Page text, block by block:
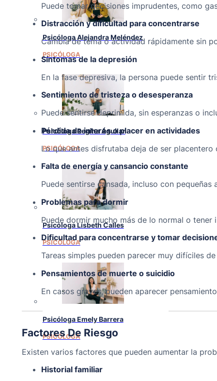
Psicóloga Alejandra Meléndez
PSICÓLOGA
Psicóloga Regina Aguilar
PSICÓLOGA
Psicóloga Lisbeth Calles
PSICÓLOGA
Psicóloga Emely Barrera
PSICÓLOGA
Puede tomar decisiones imprudentes, como
Distracción y dificultad para concentrarse
Cambia de tema o actividad rápidamente sin
Síntomas de la depresión
En la fase depresiva, la persona puede sentir
Sentimiento de tristeza o desesperanza
Puede sentirse deprimida, sin esperanzas o
Pérdida de interés o placer en actividades
Lo que antes disfrutaba deja de ser placentero
Falta de energía y cansancio constante
Puede sentirse cansada, incluso con pequeñas
Problemas para dormir
Puede dormir mucho más de lo normal o tener
Dificultad para concentrarse y tomar
Tareas simples pueden parecer muy difíciles
Pensamientos de muerte o suicidio
En casos graves, pueden aparecer
Factores De Riesgo
Existen varios factores que pueden aumentar la
Historial familiar